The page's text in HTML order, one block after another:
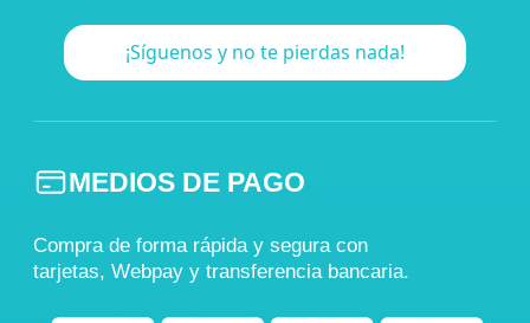
¡Síguenos y no te pierdas nada!
MEDIOS DE PAGO
Compra de forma rápida y segura con
tarjetas, Webpay y transferencia bancaria.